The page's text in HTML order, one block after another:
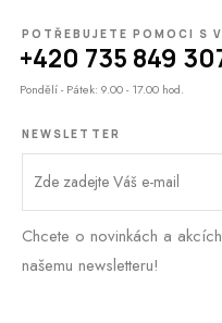
POTŘEBUJETE POMOCI S
+420 735 849
Pondělí - Pátek: 9.00 - 17.00 hod.
NEWSLETTER
Chcete o novinkách a
našemu newsletteru!